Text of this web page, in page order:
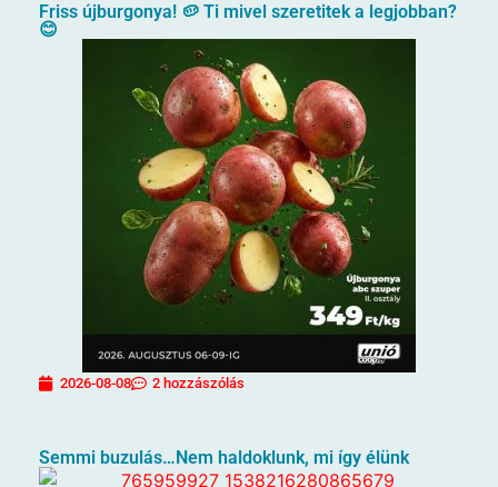
Friss újburgonya! 🥔 Ti mivel szeretitek a legjobban?
😊
2026-08-08 2 hozzászólás
Semmi buzulás…Nem haldoklunk, mi így élünk